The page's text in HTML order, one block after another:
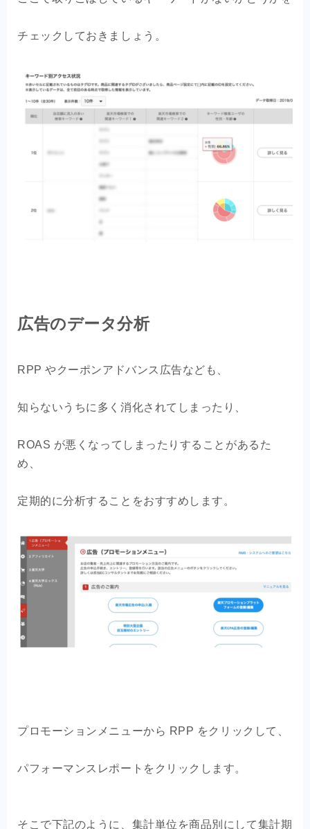
チェックしておきましょう。
広告のデータ分析
RPP やクーポンアドバンス広告なども、
知らないうちに多く消化されてしまったり、
ROAS が悪くなってしまったりすることがあるた
め、
定期的に分析することをおすすめします。
プロモーションメニューから RPP をクリックして、
パフォーマンスレポートをクリックします。
そこで下記のように、集計単位を商品別にして集計期